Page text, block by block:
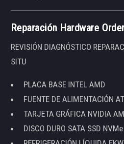
Reparación Hardware
REVISIÓN DIAGNÓSTICO
SITU
PLACA BASE INTEL AMD
FUENTE DE ALIMENTACIÓN
TARJETA GRÁFICA NVIDIA
DISCO DURO SATA SSD